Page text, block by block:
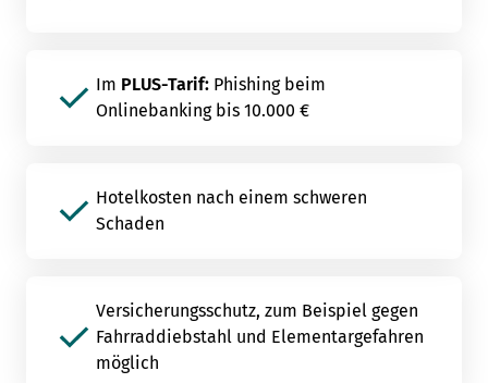
Im PLUS-Tarif: Phishing beim
Onlinebanking bis 10.000 €
Hotelkosten nach einem schweren
Schaden
Versicherungsschutz, zum Beispiel gegen
Fahrraddiebstahl und Elementargefahren
möglich